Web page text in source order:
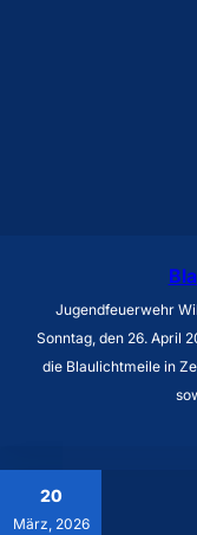
Jugendfeuerwehr
Sonntag, den 26. April
die Blaulichtmeile in
20
März, 2026